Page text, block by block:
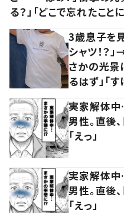
る？」「どこで忘れたこと
3歳息子を
シャツ！？
さかの光景
るはず」「す
実家解体
男性。直後
「えっ」
実家解体
男性。直後
「えっ」